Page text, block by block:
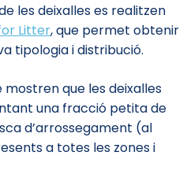
les deixalles es realitzen
Litter, que permet obtenir
tipologia i distribució.
mostren que les deixalles
una fracció petita de
d’arrossegament (al
a totes les zones i